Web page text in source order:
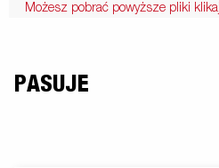
Możesz pobrać powyższe pliki
PASUJE